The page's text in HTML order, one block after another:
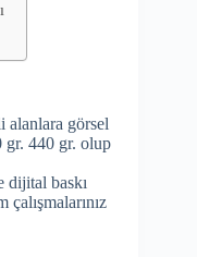
alanlara görsel
gr. 440 gr. olup
dijital baskı